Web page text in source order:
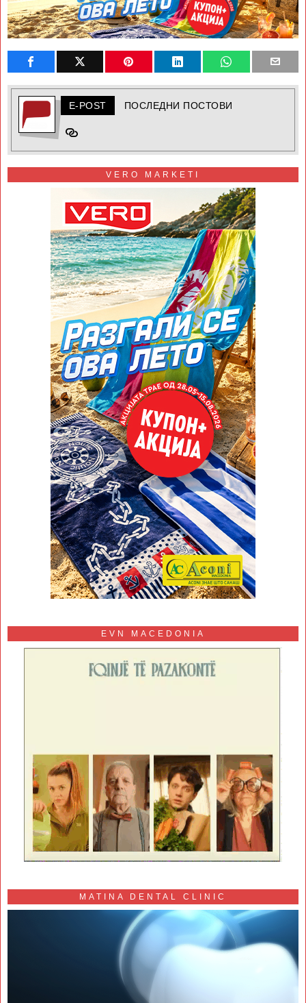
E-POST ПОСЛЕДНИ ПОСТОВИ
VERO MARKETI
EVN MACEDONIA
MATINA DENTAL CLINIC